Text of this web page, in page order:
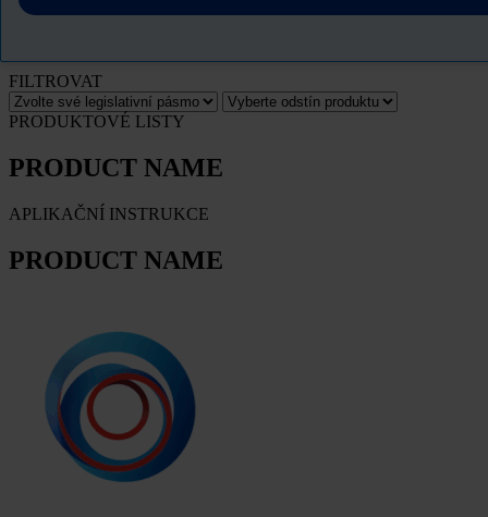
FILTROVAT
PRODUKTOVÉ LISTY
PRODUCT NAME
APLIKAČNÍ INSTRUKCE
PRODUCT NAME